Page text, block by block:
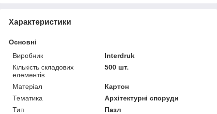
Характеристики
Основні
Виробник
Interdruk
Кількість складових
елементів
500 шт.
Матеріал
Картон
Тематика
Архітектурні споруди
Тип
Пазл